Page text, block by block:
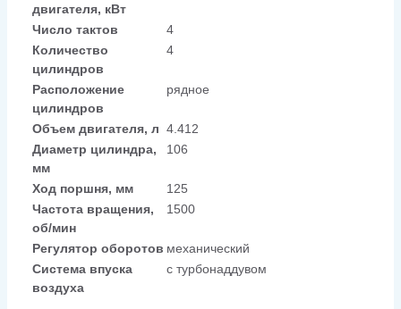
двигателя, кВт
Число тактов
4
Количество
цилиндров
4
Расположение
цилиндров
рядное
Объем двигателя, л 4.412
Диаметр цилиндра,
мм
106
Ход поршня, мм
125
Частота вращения,
об/мин
1500
Регулятор оборотов механический
Система впуска
воздуха
с турбонаддувом